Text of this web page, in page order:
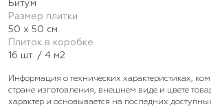
Битум
Размер плитки
50 х 50 см
Плиток в коробке
16 шт. / 4 м2
Информация о технических характеристиках,
стране изготовления, внешнем виде и цвете
характер и основывается на последних